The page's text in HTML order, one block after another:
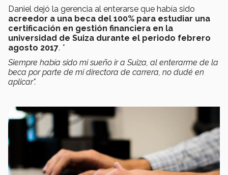
Daniel dejó la gerencia al enterarse que había sido
acreedor a una beca del 100% para estudiar una
certificación en gestión financiera en la
universidad de Suiza durante el periodo febrero
agosto 2017. "
Siempre había sido mi sueño ir a Suiza, al enterarme de la
beca por parte de mi directora de carrera, no dudé en
aplicar".